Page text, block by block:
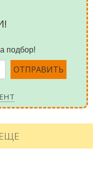
подбор!